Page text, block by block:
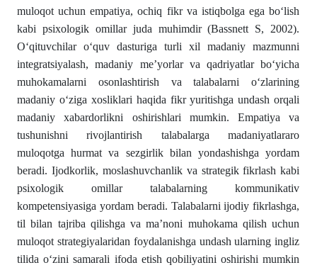
muloqot uchun empatiya, ochiq fikr va istiqbolga ega bo‘lish
kabi psixologik omillar juda muhimdir (Bassnett S, 2002).
O‘qituvchilar o‘quv dasturiga turli xil madaniy mazmunni
integratsiyalash, madaniy me’yorlar va qadriyatlar bo‘yicha
muhokamalarni osonlashtirish va talabalarni o‘zlarining
madaniy o‘ziga xosliklari haqida fikr yuritishga undash orqali
madaniy xabardorlikni oshirishlari mumkin. Empatiya va
tushunishni rivojlantirish talabalarga madaniyatlararo
muloqotga hurmat va sezgirlik bilan yondashishga yordam
beradi. Ijodkorlik, moslashuvchanlik va strategik fikrlash kabi
psixologik omillar talabalarning kommunikativ
kompetensiyasiga yordam beradi. Talabalarni ijodiy fikrlashga,
til bilan tajriba qilishga va ma’noni muhokama qilish uchun
muloqot strategiyalaridan foydalanishga undash ularning ingliz
tilida o‘zini samarali ifoda etish qobiliyatini oshirishi mumkin